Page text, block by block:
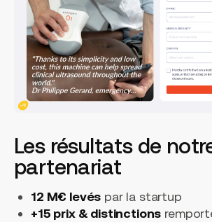
Les résultats de
partenariat
12 M€ levés par la startup
+15 prix & distinctions